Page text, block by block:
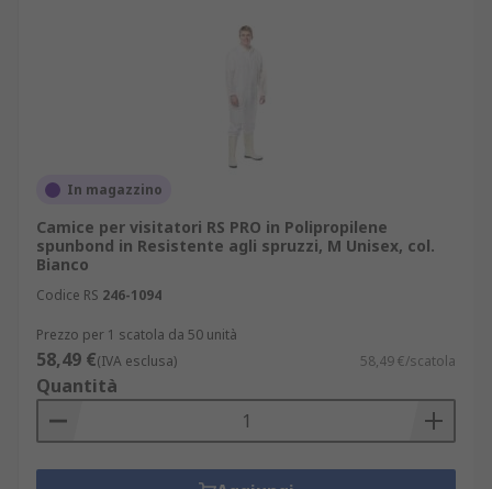
In magazzino
Camice per visitatori RS PRO in Polipropilene
spunbond in Resistente agli spruzzi, M Unisex, col.
Bianco
Codice RS 246-1094
Prezzo per 1 scatola da 50 unità
58,49 €(IVA esclusa) 58,49 €/scatola
Quantità